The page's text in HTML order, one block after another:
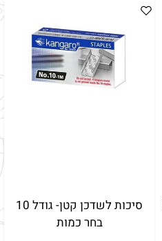
סיכות לשדכן קטן- גודל 10
בחר כמות